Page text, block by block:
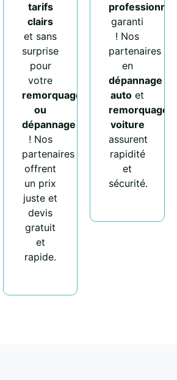
tarifs
clairs
et sans
surprise
pour
votre
remorquage
ou
dépannage
! Nos
partenaires
offrent
un prix
juste et
devis
gratuit
et
rapide.
professionnel
garanti
! Nos
partenaires
en
dépannage
auto et
remorquage
voiture
assurent
rapidité
et
sécurité.